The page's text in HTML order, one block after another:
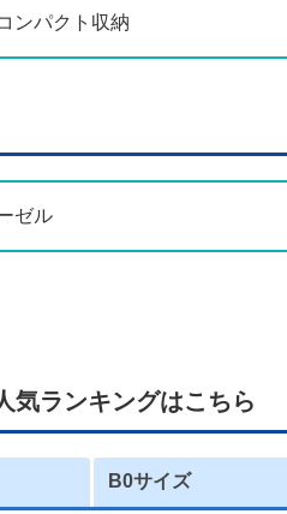
ンパクト収納
ゼル
気ランキングはこちら
B0サイズ